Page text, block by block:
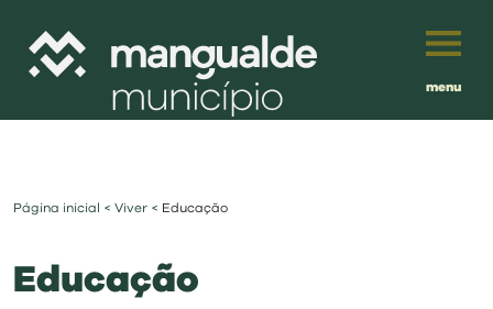
menu
viver
Português
Página inicial < Viver < Educação
Educação